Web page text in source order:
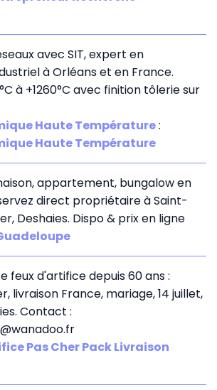
avec SIT, expert en
à Orléans et en France.
à +1260°C avec finition tôlerie sur
Haute Température:
Haute Température
appartement, bungalow en
direct propriétaire à Saint-
Deshaies. Dispo & prix en ligne
feux d'artifice depuis 60 ans :
livraison France, mariage, 14 juillet,
Contact :
Pas Cher Pack Livraison